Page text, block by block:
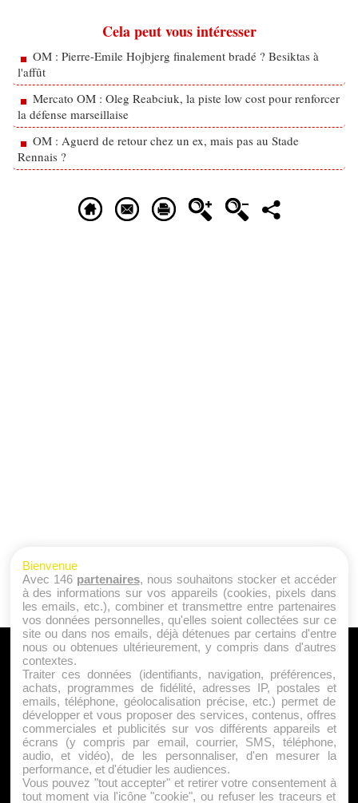
Cela peut vous intéresser
OM : Pierre-Emile Hojbjerg finalement bradé ? Besiktas à
l'affût
Mercato OM : Oleg Reabciuk, la piste low cost pour renforcer
la défense marseillaise
OM : Aguerd de retour chez un ex, mais pas au Stade
Rennais ?
A PROPOS
Qui sommes nous ?
Mentions Légales
Publicité
Politique de Cookies
Contact
Bienvenue
Avec 146 partenaires, nous souhaitons stocker et accéder
à des informations sur vos appareils (cookies, pixels dans
les emails, etc.), combiner et transmettre entre partenaires
vos données personnelles, qu'elles soient collectées sur ce
site ou dans nos emails, déjà détenues par certains d'entre
nous ou obtenues ultérieurement, y compris dans d'autres
contextes.
Traiter ces données (identifiants, navigation, préférences,
achats, programmes de fidélité, adresses IP, postales et
emails, téléphone, géolocalisation précise, etc.) permet de
développer et vous proposer des services, contenus, offres
commerciales et publicités sur vos différents appareils et
écrans (y compris par email, courrier, SMS, téléphone,
audio, et vidéo), de les personnaliser, d'en mesurer la
performance, et d'étudier les audiences.
Vous pouvez "tout accepter" et retirer votre consentement à
tout moment via l'icône "cookie", ou refuser les traceurs et